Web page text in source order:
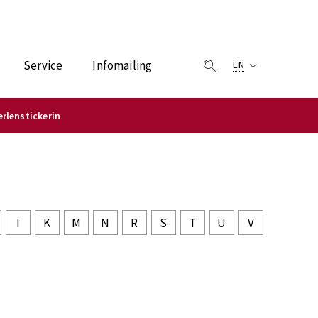
Service Infomailing EN
I K M N R S T U
V